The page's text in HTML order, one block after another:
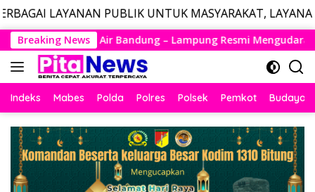
UNTUK MASYARAKAT, LAYANAN DARURAT
Langsung
ke
konten
Breaking NewsResmi Mengudara, Husein Kembali Layani Rute
Indeks Mabes Polda Polres Polsek Pemkot Budaya